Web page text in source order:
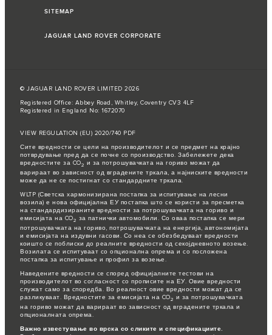
SITEMAP
JAGUAR LAND ROVER CORPORATE
© JAGUAR LAND ROVER LIMITED 2026
Registered Office: Abbey Road, Whitley, Coventry CV3 4LF
Registered in England No: 1672070
VIEW REGULATION (EU) 2020/740 PDF
Сите вредности се цели на производителот и се предмет на крајно
потврдување пред да се почне со производство. Забележете дека
вредностите за CO2 и за потрошувачката на гориво можат да
варираат во зависност од вградените тркала, а најниските вредности
може да не се постигнат со стандардните тркала.
WLTP (Светска хармонизирана постапка за испитување на лесни
возила) е нова официјална ЕУ постапка што се користи за пресметка
на стандардизираните вредности за потрошувачката на гориво и
емисијата на CO2 за патнички автомобили. Со оваа постапка се мери
потрошувачката на гориво, потрошувачката на енергија, автономијата
и емисијата на издувни гасови. Со неа се обезбедуваат вредности
коишто се поблиски до реалните вредности од секојдневното возење.
Возилата се испитуваат со опционална опрема и со посложена
постапка за испитување и профил за возење.
Наведените вредности се според официјалните тестови на
производителот во согласност со прописите на ЕУ. Овие вредности
служат само за споредба. Во реалност овие вредности можат да се
разликуваат. Вредностите за емисијата на CO2 и за потрошувачката
на гориво можат да варираат во зависност од вградените тркала и
опционалната опрема.
Важно известување во врска со сликите и спецификациите.